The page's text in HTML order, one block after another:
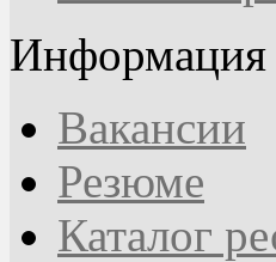
Информация
Вакансии
Резюме
Каталог